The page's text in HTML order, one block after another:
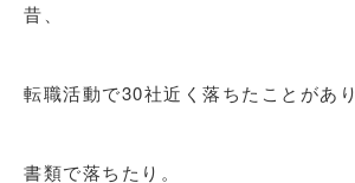
昔、
転職活動で30社近く落ちたことがあり
書類で落ちたり。